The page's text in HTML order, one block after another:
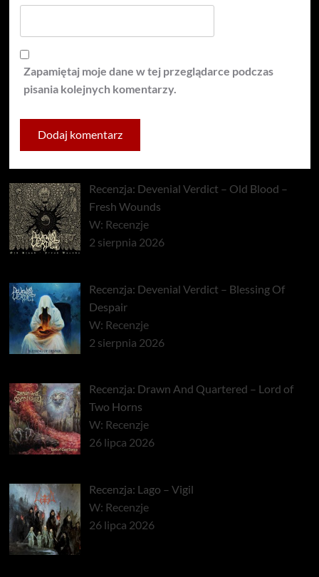
Zapamiętaj moje dane w tej przeglądarce podczas
pisania kolejnych komentarzy.
Recenzja: Devenial Verdict – Old Blood –
Fresh Wounds
W: Recenzje
2 sierpnia 2026
Recenzja: Devenial Verdict – Blessing Of
Despair
W: Recenzje
2 sierpnia 2026
Recenzja: Drawn And Quartered – Lord of
Two Horns
W: Recenzje
26 lipca 2026
Recenzja: Lago – Vigil
W: Recenzje
26 lipca 2026